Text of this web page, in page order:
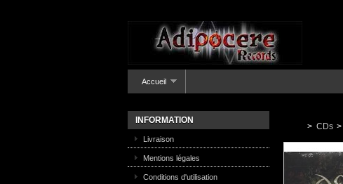
Accueil
INFORMATION
Livraison
Mentions légales
Conditions d'utilisation
> CDs >